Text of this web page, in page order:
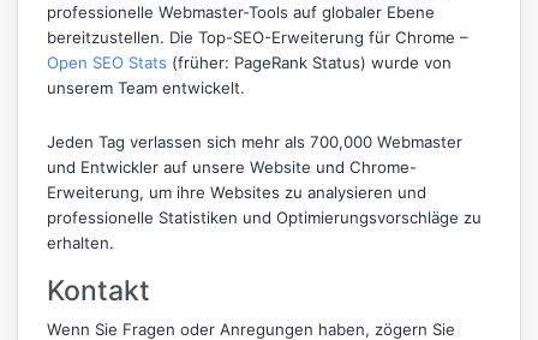
professionelle Webmaster-Tools auf globaler Ebene
bereitzustellen. Die Top-SEO-Erweiterung für Chrome –
Open SEO Stats (früher: PageRank Status) wurde von
unserem Team entwickelt.
Jeden Tag verlassen sich mehr als 700,000 Webmaster
und Entwickler auf unsere Website und Chrome-
Erweiterung, um ihre Websites zu analysieren und
professionelle Statistiken und Optimierungsvorschläge zu
erhalten.
Kontakt
Wenn Sie Fragen oder Anregungen haben, zögern Sie